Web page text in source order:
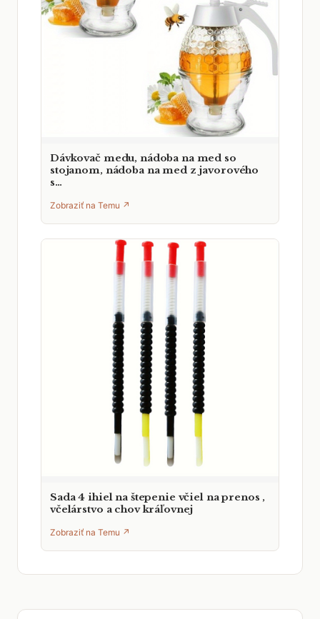
Dávkovač medu, nádoba na med so
stojanom, nádoba na med z javorového
s…
Zobraziť na Temu ↗
Sada 4 ihiel na štepenie včiel na prenos ,
včelárstvo a chov kráľovnej
Zobraziť na Temu ↗